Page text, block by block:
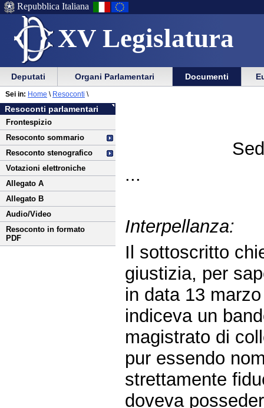
XV Legislatura
Menu
di
ausilio
alla
navigazione
Vai
Menu
di
navigazione
principale
Repubblica Italiana
Menu
di
navigazione
principale
Vai
menu
di
sezione
Deputati Organi Parlamentari Documenti
Vai
al
contenuto
Resoconti parlamentari
Frontespizio
Resoconto sommario
Resoconto stenografico
Votazioni elettroniche
Allegato A
Allegato B
Audio/Video
Resoconto in formato
PDF
Sei in: Home \ Resoconti \
...
Interpellanza:
Il sottoscritto
giustizia, per
in data 13
indiceva un
magistrato di
pur essendo
strettamente
doveva